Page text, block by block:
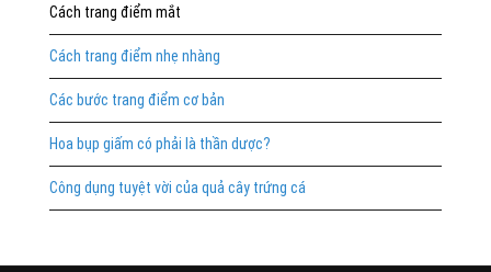
Cách trang điểm mắt
Cách trang điểm nhẹ nhàng
Các bước trang điểm cơ bản
Hoa bụp giấm có phải là thần dược?
Công dụng tuyệt vời của quả cây trứng cá